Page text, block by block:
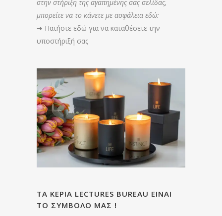
στην στήριξη της αγαπημένης σας σελίδας,
μπορείτε να το κάνετε με ασφάλεια εδώ:
➔ Πατήστε εδώ για να καταθέσετε την
υποστήριξή σας
ΤΑ ΚΕΡΙΑ LECTURES BUREAU ΕΙΝΑΙ
ΤΟ ΣΥΜΒΟΛΟ ΜΑΣ !